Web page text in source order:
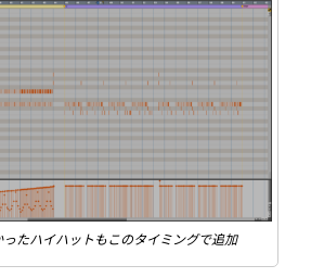
たハイハットもこのタイミングで追加